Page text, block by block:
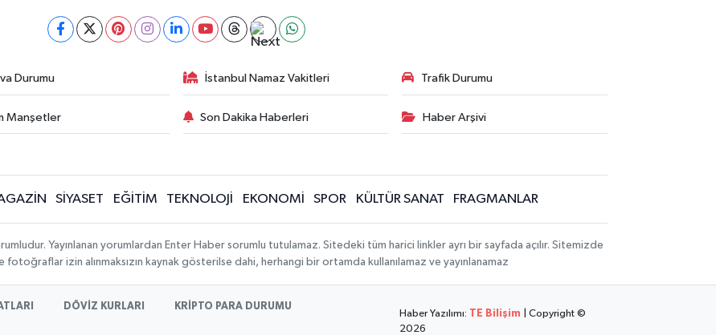
Durumu İstanbul Namaz Vakitleri Trafik Durumu
Manşetler Son Dakika Haberleri Haber Arşivi
SİYASET EĞİTİM TEKNOLOJİ EKONOMİ SPOR KÜLTÜR SANAT FRAGMANLAR
Yayınlanan yorumlardan Enter Haber sorumlu tutulamaz. Sitedeki tüm harici linkler ayrı bir sayfada açılır. Sitemizde
fotoğraflar izin alınmaksızın kaynak gösterilse dahi, herhangi bir ortamda kullanılamaz ve yayınlanamaz
DÖVİZ KURLARI
KRİPTO PARA DURUMU
Haber Yazılımı: TE Bilişim
| Copyright ©
2026